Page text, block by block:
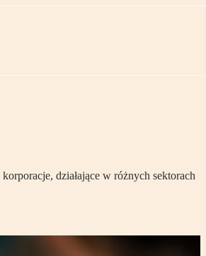
działające w różnych sektorach